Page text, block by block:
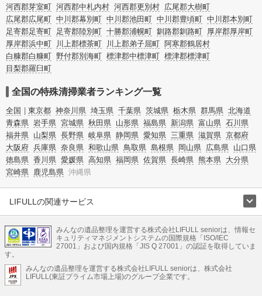
河西郡芽室町 河西郡中札内村 河西郡更別村 広尾郡大樹町
広尾郡広尾町 中川郡幕別町 中川郡池田町 中川郡豊頃町 中川郡本別町
足寄郡足寄町 足寄郡陸別町 十勝郡浦幌町 釧路郡釧路町 厚岸郡厚岸町
厚岸郡浜中町
川上郡標茶町 川上郡弟子屈町 阿寒郡鶴居村
白糠郡白糠町 野付郡別海町 標津郡中標津町 標津郡標津町
目梨郡羅臼町
全国の特殊清掃業者ランキング一覧
全国 東京都 神奈川県 埼玉県 千葉県 茨城県 栃木県 群馬県 北海道
青森県 岩手県 宮城県 秋田県 山形県 福島県 新潟県 富山県 石川県
福井県 山梨県 長野県 岐阜県 静岡県 愛知県 三重県 滋賀県 京都府
大阪府 兵庫県 奈良県 和歌山県 鳥取県 島根県 岡山県 広島県 山口県
徳島県 香川県 愛媛県 高知県 福岡県 佐賀県 長崎県 熊本県 大分県
宮崎県 鹿児島県 沖縄県
LIFULLの関連サービス
不動産・住宅
引越し 老人ホーム 地方創生 ママの就労支援
不動産クラウドファンディング 遺品整理 老後の暮らし情報
LIFULL HOME'Sのサービス
不動産・住宅
みんなの遺品整理を運営する株式会社LIFULL seniorは、情報セ
キュリティマネジメントシステムの国際規格「ISO/IEC
27001」および国内規格「JIS Q 27001」の認証を取得していま
す。
みんなの遺品整理を運営する株式会社LIFULL seniorは、株式会社
LIFULL(東証プライム市場上場)のグループ企業です。